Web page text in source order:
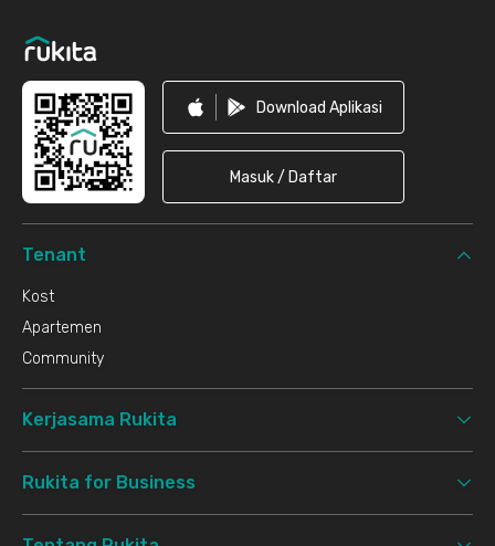
Download Aplikasi
Masuk / Daftar
Tenant
Kost
Apartemen
Community
Kerjasama Rukita
Rukita for Business